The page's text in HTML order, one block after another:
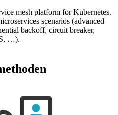
mesh platform for Kubernetes.
scenarios (advanced
backoff, circuit breaker,
…).